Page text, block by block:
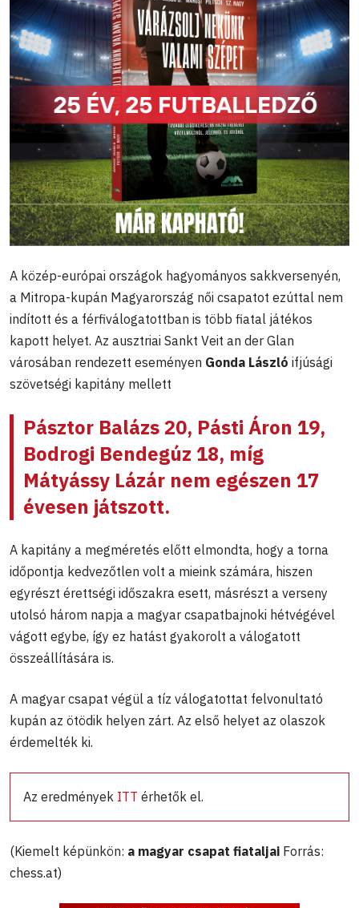
A közép-európai országok hagyományos sakkversenyén,
a Mitropa-kupán Magyarország női csapatot ezúttal nem
indított és a férfiválogatottban is több fiatal játékos
kapott helyet. Az ausztriai Sankt Veit an der Glan
városában rendezett eseményen Gonda László ifjúsági
szövetségi kapitány mellett
Pásztor Balázs 20, Pásti Áron 19,
Bodrogi Bendegúz 18, míg
Mátyássy Lázár nem egészen 17
évesen játszott.
A kapitány a megméretés előtt elmondta, hogy a torna
időpontja kedvezőtlen volt a mieink számára, hiszen
egyrészt érettségi időszakra esett, másrészt a verseny
utolsó három napja a magyar csapatbajnoki hétvégével
vágott egybe, így ez hatást gyakorolt a válogatott
összeállítására is.
A magyar csapat végül a tíz válogatottat felvonultató
kupán az ötödik helyen zárt. Az első helyet az olaszok
érdemelték ki.
Az eredmények ITT érhetők el.
(Kiemelt képünkön: a magyar csapat fiataljai Forrás:
chess.at)